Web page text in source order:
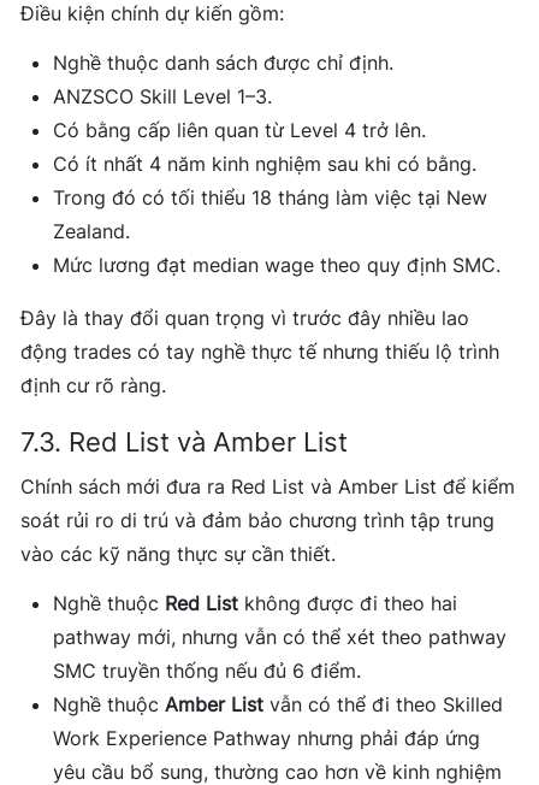
Điều kiện chính dự kiến gồm:
Nghề thuộc danh sách được chỉ định.
ANZSCO Skill Level 1–3.
Có bằng cấp liên quan từ Level 4 trở lên.
Có ít nhất 4 năm kinh nghiệm sau khi có bằng.
Trong đó có tối thiểu 18 tháng làm việc tại New
Zealand.
Mức lương đạt median wage theo quy định SMC.
Đây là thay đổi quan trọng vì trước đây nhiều lao
động trades có tay nghề thực tế nhưng thiếu lộ trình
định cư rõ ràng.
7.3. Red List và Amber List
Chính sách mới đưa ra Red List và Amber List để kiểm
soát rủi ro di trú và đảm bảo chương trình tập trung
vào các kỹ năng thực sự cần thiết.
Nghề thuộc Red List không được đi theo hai
pathway mới, nhưng vẫn có thể xét theo pathway
SMC truyền thống nếu đủ 6 điểm.
Nghề thuộcAmber List vẫn có thể đi theo Skilled
Work Experience Pathway nhưng phải đáp ứng
yêu cầu bổ sung, thường cao hơn về kinh nghiệm